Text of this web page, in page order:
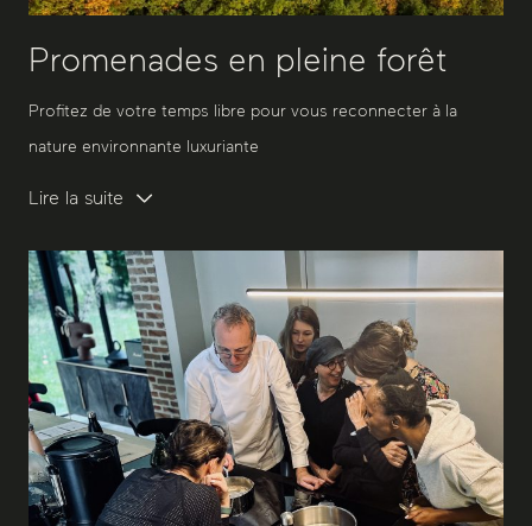
Promenades en pleine forêt
Profitez de votre temps libre pour vous reconnecter à la
nature environnante luxuriante
Lire la suite